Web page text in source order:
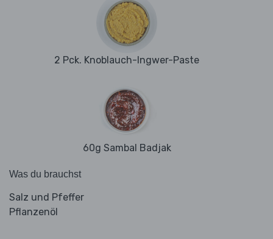
2 Pck. Knoblauch-Ingwer-Paste
60g Sambal Badjak
Was du brauchst
Salz und Pfeffer
Pflanzenöl